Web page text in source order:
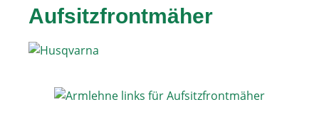
Aufsitzfrontmäher
Bildergalerie überspringen